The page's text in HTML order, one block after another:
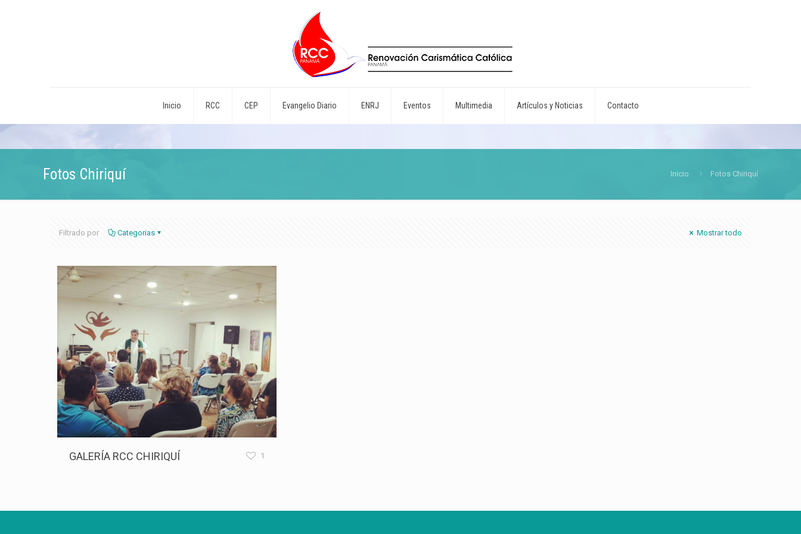
Inicio RCC CEP Evangelio Diario ENRJ Eventos Multimedia Artículos y Noticias Contacto
Fotos Chiriquí Inicio Fotos Chiriquí
Filtrado por Categorias Mostrar todo
GALERÍA RCC CHIRIQUÍ 1